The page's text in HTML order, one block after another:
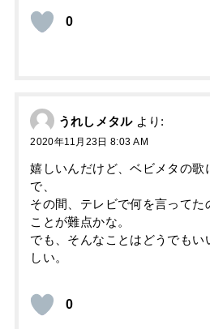
0
うれしメタル より:
2020年11月23日 8:03 AM
嬉しいんだけど、ベビメタの歌
で、
その間、テレビで何を言ってた
ことが難点かな。
でも、そんなことはどうでもい
しい。
0